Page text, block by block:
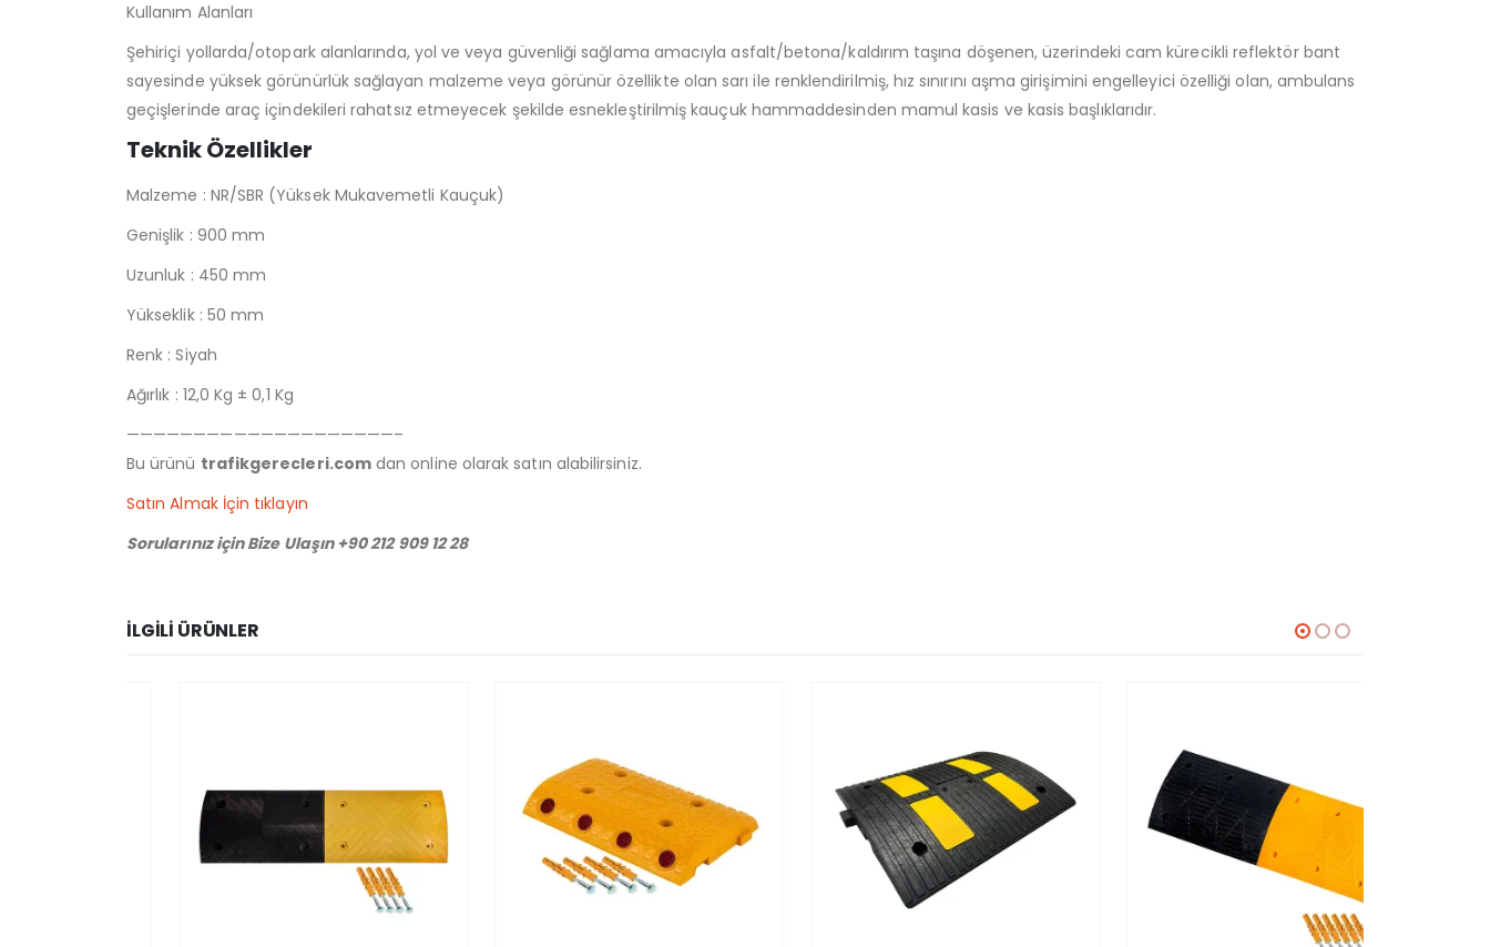
Kullanım Alanları
Şehiriçi yollarda/otopark alanlarında, yol ve veya güvenliği sağlama amacıyla asfalt/betona/kaldırım taşına döşenen, üzerindeki cam kürecikli reflektör bant
sayesinde yüksek görünürlük sağlayan malzeme veya görünür özellikte olan sarı ile renklendirilmiş, hız sınırını aşma girişimini engelleyici özelliği olan, ambulans
geçişlerinde araç içindekileri rahatsız etmeyecek şekilde esnekleştirilmiş kauçuk hammaddesinden mamul kasis ve kasis başlıklarıdır.
Teknik Özellikler
Malzeme : NR/SBR (Yüksek Mukavemetli Kauçuk)
Genişlik : 900 mm
Uzunluk : 450 mm
Yükseklik : 50 mm
Renk : Siyah
Ağırlık : 12,0 Kg ± 0,1 Kg
————————————————————–
Bu ürünü trafikgerecleri.comdan online olarak satın alabilirsiniz.
Satın Almak İçin tıklayın
Sorularınız için Bize Ulaşın +90 212 909 12 28
İLGILI ÜRÜNLER